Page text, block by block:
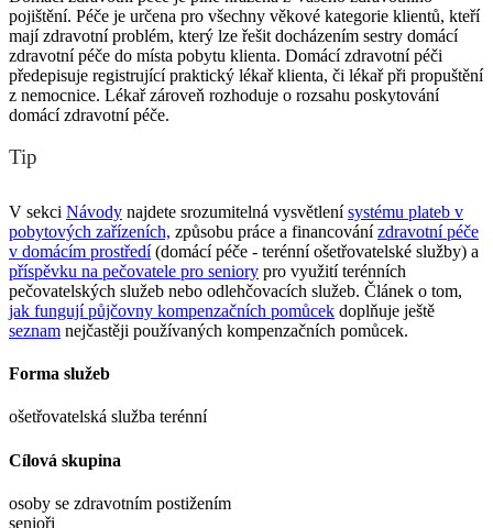
pojištění. Péče je určena pro všechny věkové kategorie klientů, kteří
mají zdravotní problém, který lze řešit docházením sestry domácí
zdravotní péče do místa pobytu klienta. Domácí zdravotní péči
předepisuje registrující praktický lékař klienta, či lékař při propuštění
z nemocnice. Lékař zároveň rozhoduje o rozsahu poskytování
domácí zdravotní péče.
Tip
V sekci Návody najdete srozumitelná vysvětlenísystému plateb v
pobytových zařízeních, způsobu práce a financovánízdravotní péče
v domácím prostředí(domácí péče - terénní ošetřovatelské služby) a
příspěvku na pečovatele pro seniory pro využití terénních
pečovatelských služeb nebo odlehčovacích služeb. Článek o tom,
jak fungují půjčovny kompenzačních pomůcek doplňuje ještě
seznam nejčastěji používaných kompenzačních pomůcek.
Forma služeb
ošetřovatelská služba terénní
Cílová skupina
osoby se zdravotním postižením
senioři